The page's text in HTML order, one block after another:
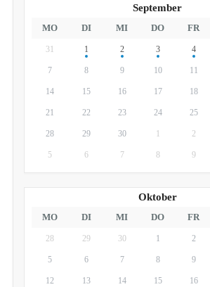
September
MO DI MI DO FR
31 1 2 3 4
7 8 9 10 11
14 15 16 17 18
21 22 23 24 25
28 29 30 1 2
5 6 7 8 9
Oktober
MO DI MI DO FR
28 29 30 1 2
5 6 7 8 9
12 13 14 15 16